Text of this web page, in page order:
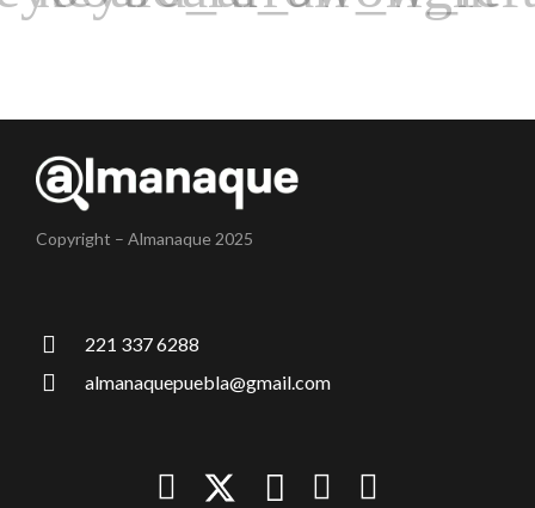
Copyright – Almanaque 2025
221 337 6288
almanaquepuebla@gmail.com